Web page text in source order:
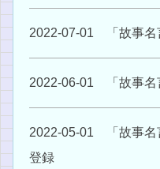
2022-07-01 「故事名
2022-06-01 「故事名
2022-05-01 「故事名
登録